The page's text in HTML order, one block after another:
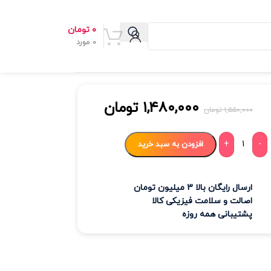
0 مورد
۰ تومان
۱,۵۵۰,۰۰۰ تومان ۱,۴۸۰,۰۰۰ تومان
-
+ افزودن به سبد خرید
ارسال رایگان بالا 3 میلیون تومان
اصالت و سلامت فیزیکی کالا
پشتیبانی همه روزه